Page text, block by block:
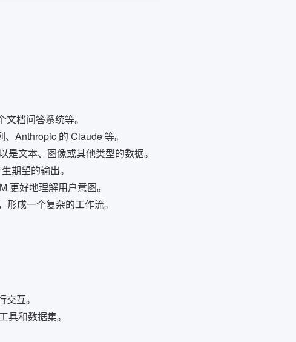
档问答系统等。
Anthropic 的 Claude 等。
文本、图像或其他类型的数据。
期望的输出。
更好地理解用户意图。
成一个复杂的工作流。
互。
具和数据集。